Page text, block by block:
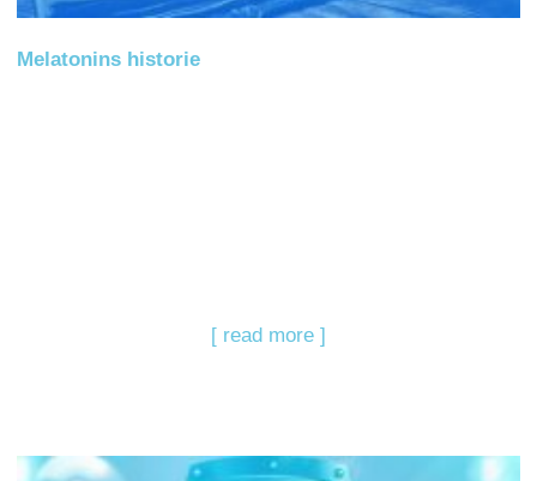
Melatonins historie
[ read more ]